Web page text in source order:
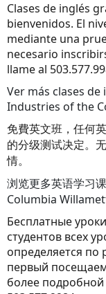
Clases de inglés
bienvenidos. El
mediante una
necesario
llame al
Ver más clases de
Industries of the
免費英文班，任何
的分级测试决定。
情。
浏览更多英语学习
Columbia
Бесплатные
студентов всех
определяется по
первый
более